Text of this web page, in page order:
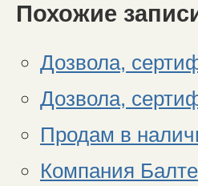
Похожие
Дозвола,
Дозвола,
Продам в
Компания